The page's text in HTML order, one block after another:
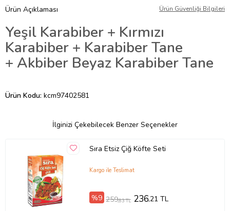
Ürün Açıklaması Ürün Güvenliği Bilgileri
Yeşil Karabiber + Kırmızı
Karabiber + Karabiber Tane
+ Akbiber Beyaz Karabiber Tane
Ürün Kodu: kcm97402581
İlginizi Çekebilecek Benzer Seçenekler
Sıra Etsiz Çiğ Köfte Seti
Kargo ile Teslimat
%9 259,83 TL 236,21 TL